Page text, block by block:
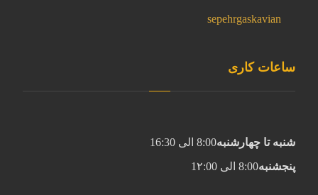
sepehrgaskavian
ساعات کاری
شنبه تا چهارشنبه8:00 الی 16:30
پنجشنبه8:00 الی 1۲:00